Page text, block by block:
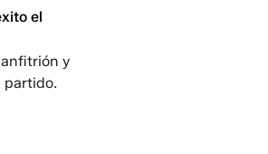
el
y
partido.